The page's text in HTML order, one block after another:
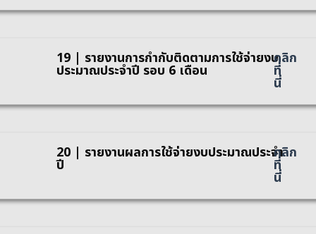
19 | รายงานการกำกับติดตามการใช้จ่ายงบ
ประมาณประจำปี รอบ 6 เดือน
คลิก
ที่
นี่
20 | รายงานผลการใช้จ่ายงบประมาณประจำ
ปี
คลิก
ที่
นี่